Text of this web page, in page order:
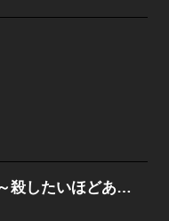
放課後くのいち～殺したいほどあふれてく